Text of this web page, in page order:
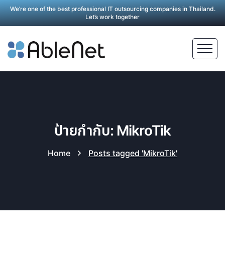
We’re one of the best professional IT outsourcing companies in Thailand.
Let’s work together
ป้ายกำกับ: MikroTik
Home Posts tagged 'MikroTik'